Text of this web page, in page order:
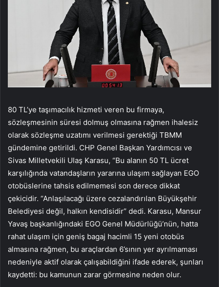
80 TL’ye taşımacılık hizmeti veren bu firmaya,
sözleşmesinin süresi dolmuş olmasına rağmen ihalesiz
olarak sözleşme uzatımı verilmesi gerektiği TBMM
gündemine getirildi. CHP Genel Başkan Yardımcısı ve
Sivas Milletvekili Ulaş Karasu, “Bu alanın 50 TL ücret
karşılığında vatandaşların yararına ulaşım sağlayan EGO
otobüslerine tahsis edilmemesi son derece dikkat
çekicidir. “Anlaşılacağı üzere cezalandırılan Büyükşehir
Belediyesi değil, halkın kendisidir” dedi. Karasu, Mansur
Yavaş başkanlığındaki EGO Genel Müdürlüğü’nün, hatta
rahat ulaşım için geniş bagaj hacimli 15 yeni otobüs
almasına rağmen, bu araçlardan 6’sının yer ayrılmaması
nedeniyle aktif olarak çalışabildiğini ifade ederek, şunları
kaydetti: bu kamunun zarar görmesine neden olur.